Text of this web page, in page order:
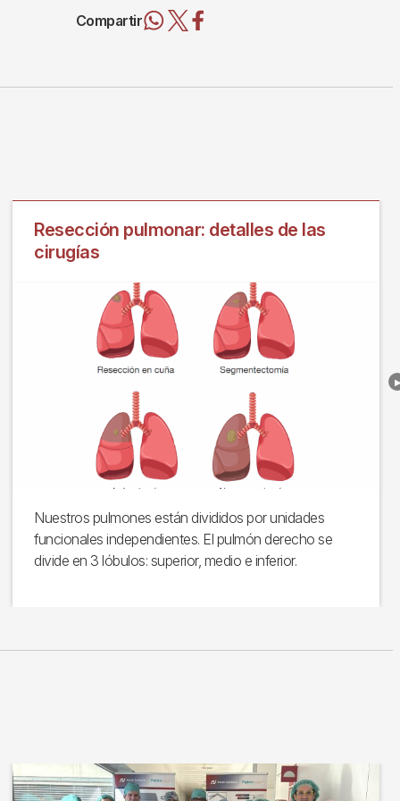
Compartir
Resección pulmonar: detalles de las
cirugías
Nuestros pulmones están divididos por unidades
funcionales independientes. El pulmón derecho se
divide en 3 lóbulos: superior, medio e inferior.